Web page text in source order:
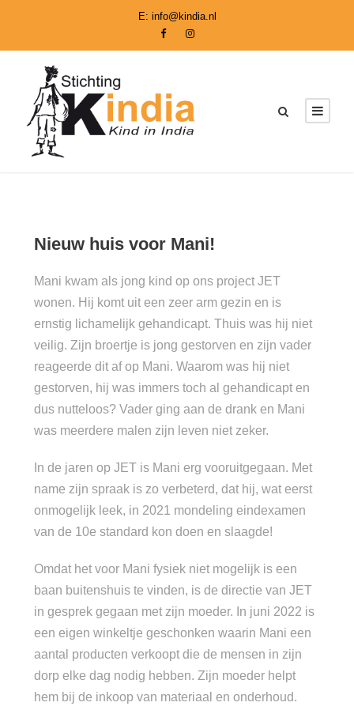
E: info@kindia.nl
Nieuw huis voor Mani!
Mani kwam als jong kind op ons project JET
wonen. Hij komt uit een zeer arm gezin en is
ernstig lichamelijk gehandicapt. Thuis was hij niet
veilig. Zijn broertje is jong gestorven en zijn vader
reageerde dit af op Mani. Waarom was hij niet
gestorven, hij was immers toch al gehandicapt en
dus nutteloos? Vader ging aan de drank en Mani
was meerdere malen zijn leven niet zeker.
In de jaren op JET is Mani erg vooruitgegaan. Met
name zijn spraak is zo verbeterd, dat hij, wat eerst
onmogelijk leek, in 2021 mondeling eindexamen
van de 10e standard kon doen en slaagde!
Omdat het voor Mani fysiek niet mogelijk is een
baan buitenshuis te vinden, is de directie van JET
in gesprek gegaan met zijn moeder. In juni 2022 is
een eigen winkeltje geschonken waarin Mani een
aantal producten verkoopt die de mensen in zijn
dorp elke dag nodig hebben. Zijn moeder helpt
hem bij de inkoop van materiaal en onderhoud.